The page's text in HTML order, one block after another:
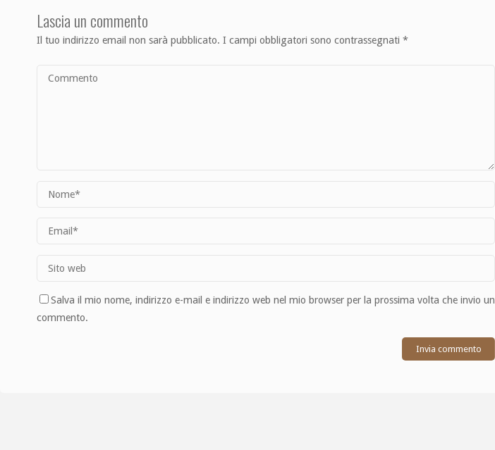
Lascia un commento
Il tuo indirizzo email non sarà pubblicato. I campi obbligatori sono contrassegnati*
Salva il mio nome, indirizzo e-mail e indirizzo web nel mio browser per la prossima volta che invio un
commento.